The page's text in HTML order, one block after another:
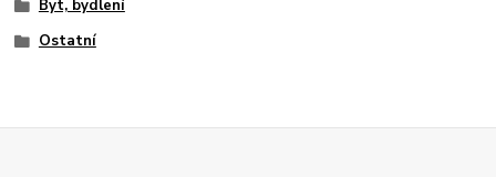
Byt, bydlení
Ostatní